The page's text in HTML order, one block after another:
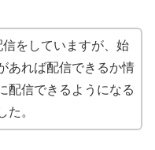
をしていますが、始
あれば配信できるか情
配信できるようになる
た。